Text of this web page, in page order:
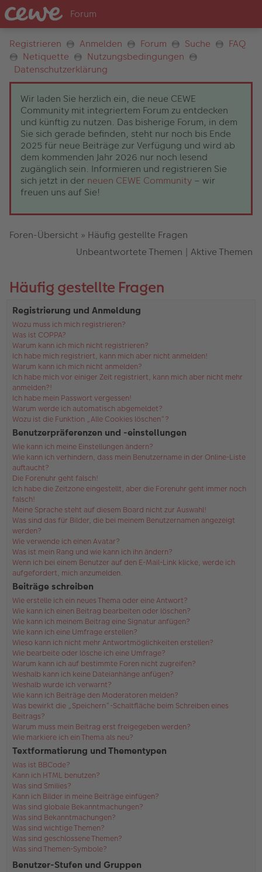
Registrieren Anmelden Forum Suche
FAQ
Netiquette
Nutzungsbedingungen
Datenschutzerklärung
Wir laden Sie herzlich ein, die neue CEWE
Community mit integriertem Forum zu entdecken
und künftig zu nutzen. Das bisherige Forum, in dem
Sie sich gerade befinden, steht nur noch bis Ende
2025 für neue Beiträge zur Verfügung und wird ab
dem kommenden Jahr 2026 nur noch lesend
zugänglich sein. Informieren und registrieren Sie
sich jetzt in der neuen CEWE Community – wir
freuen uns auf Sie!
Foren-Übersicht » Häufig gestellte Fragen
Unbeantwortete Themen | Aktive Themen
Häufig gestellte Fragen
Registrierung und Anmeldung
Wozu muss ich mich registrieren?
Was ist COPPA?
Warum kann ich mich nicht registrieren?
Ich habe mich registriert, kann mich aber nicht anmelden!
Warum kann ich mich nicht anmelden?
Ich habe mich vor einiger Zeit registriert, kann mich aber nicht mehr
anmelden?!
Ich habe mein Passwort vergessen!
Warum werde ich automatisch abgemeldet?
Wozu ist die Funktion „Alle Cookies löschen“?
Benutzerpräferenzen und -einstellungen
Wie kann ich meine Einstellungen ändern?
Wie kann ich verhindern, dass mein Benutzername in der Online-Liste
auftaucht?
Die Forenuhr geht falsch!
Ich habe die Zeitzone eingestellt, aber die Forenuhr geht immer noch
falsch!
Meine Sprache steht auf diesem Board nicht zur Auswahl!
Was sind das für Bilder, die bei meinem Benutzernamen angezeigt
werden?
Wie verwende ich einen Avatar?
Was ist mein Rang und wie kann ich ihn ändern?
Wenn ich bei einem Benutzer auf den E-Mail-Link klicke, werde ich
aufgefordert, mich anzumelden.
Beiträge schreiben
Wie erstelle ich ein neues Thema oder eine Antwort?
Wie kann ich einen Beitrag bearbeiten oder löschen?
Wie kann ich meinem Beitrag eine Signatur anfügen?
Wie kann ich eine Umfrage erstellen?
Wieso kann ich nicht mehr Antwortmöglichkeiten erstellen?
Wie bearbeite oder lösche ich eine Umfrage?
Warum kann ich auf bestimmte Foren nicht zugreifen?
Weshalb kann ich keine Dateianhänge anfügen?
Weshalb wurde ich verwarnt?
Wie kann ich Beiträge den Moderatoren melden?
Was bewirkt die „Speichern“-Schaltfläche beim Schreiben eines
Beitrags?
Warum muss mein Beitrag erst freigegeben werden?
Wie markiere ich ein Thema als neu?
Textformatierung und Thementypen
Was ist BBCode?
Kann ich HTML benutzen?
Was sind Smilies?
Kann ich Bilder in meine Beiträge einfügen?
Was sind globale Bekanntmachungen?
Was sind Bekanntmachungen?
Was sind wichtige Themen?
Was sind geschlossene Themen?
Was sind Themen-Symbole?
Benutzer-Stufen und Gruppen